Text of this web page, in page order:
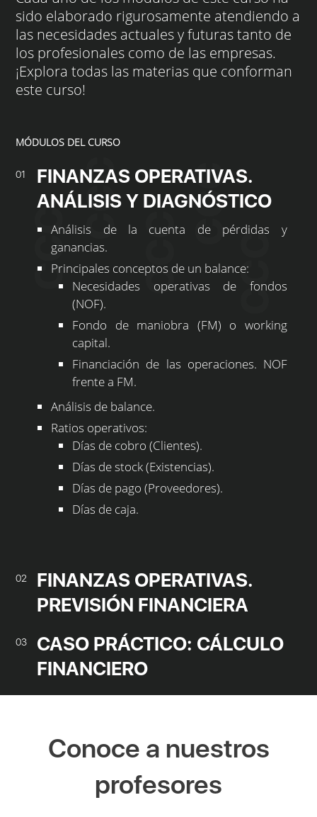
sido elaborado rigurosamente atendiendo a
las necesidades actuales y futuras tanto de
los profesionales como de las empresas.
¡Explora todas las materias que conforman
este curso!
MÓDULOS DEL CURSO
01
FINANZAS OPERATIVAS.
ANÁLISIS Y DIAGNÓSTICO
Análisis de la cuenta de pérdidas y
ganancias.
Principales conceptos de un balance:
Necesidades operativas de fondos
(NOF).
Fondo de maniobra (FM) o working
capital.
Financiación de las operaciones. NOF
frente a FM.
Análisis de balance.
Ratios operativos:
Días de cobro (Clientes).
Días de stock (Existencias).
Días de pago (Proveedores).
Días de caja.
02
FINANZAS OPERATIVAS.
PREVISIÓN FINANCIERA
03
CASO PRÁCTICO: CÁLCULO
FINANCIERO
Conoce a nuestros
profesores